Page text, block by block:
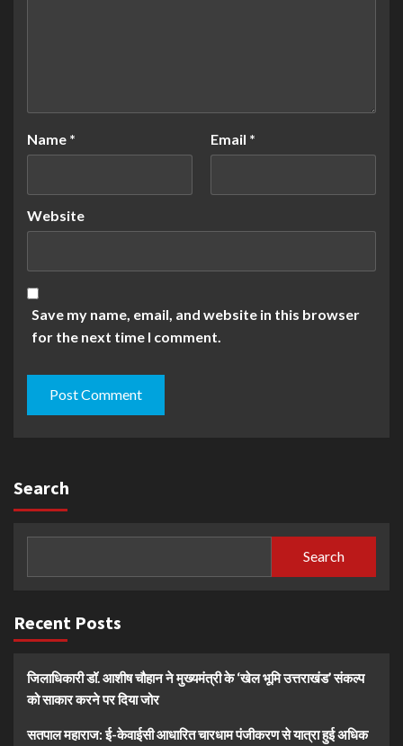
Name * Email *
Website
Save my name, email, and website in this browser
for the next time I comment.
Search
Search
Recent Posts
जिलाधिकारी डॉ. आशीष चौहान ने मुख्यमंत्री के ‘खेल भूमि उत्तराखंड’ संकल्प
को साकार करने पर दिया जोर
सतपाल महाराज: ई-केवाईसी आधारित चारधाम पंजीकरण से यात्रा हुई अधिक